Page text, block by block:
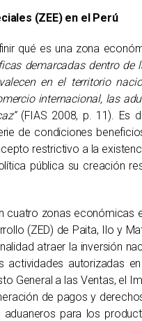
(ZEE) en el Perú
qué es una zona
demarcadas dentro
en el territorio
internacional, las
(FIAS 2008, p. 11). Es
de condiciones
restrictivo a la
pública su creación
cuatro zonas
(ZED) de Paita, Ilo y
atraer la inversión
actividades autorizadas
General a las Ventas, el
de pagos y
aduaneros para los